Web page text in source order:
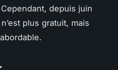
depuis juin
plus gratuit, mais